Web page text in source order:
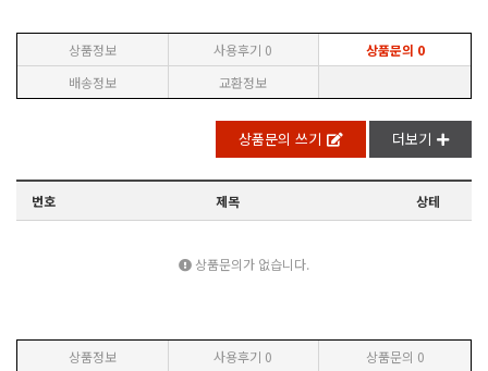
상품정보 사용후기 0 상품문의 0
배송정보
교환정보
상품문의 쓰기 더보기
번호 제목 상테
상품문의가 없습니다.
상품정보 사용후기 0 상품문의 0